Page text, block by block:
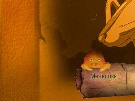
Менюшка